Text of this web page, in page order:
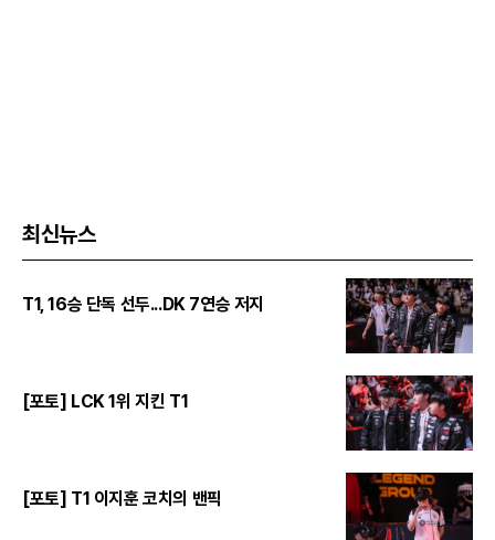
최신뉴스
T1, 16승 단독 선두...DK 7연승 저지
[포토] LCK 1위 지킨 T1
[포토] T1 이지훈 코치의 밴픽